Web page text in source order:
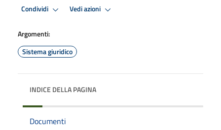
Condividi Vedi azioni
Argomenti:
Sistema giuridico
INDICE DELLA PAGINA
Documenti